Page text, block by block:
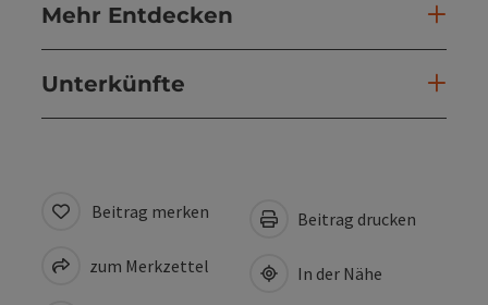
Mehr Entdecken
Unterkünfte
Beitrag merken
zum Merkzettel
Beitrag drucken
In der Nähe